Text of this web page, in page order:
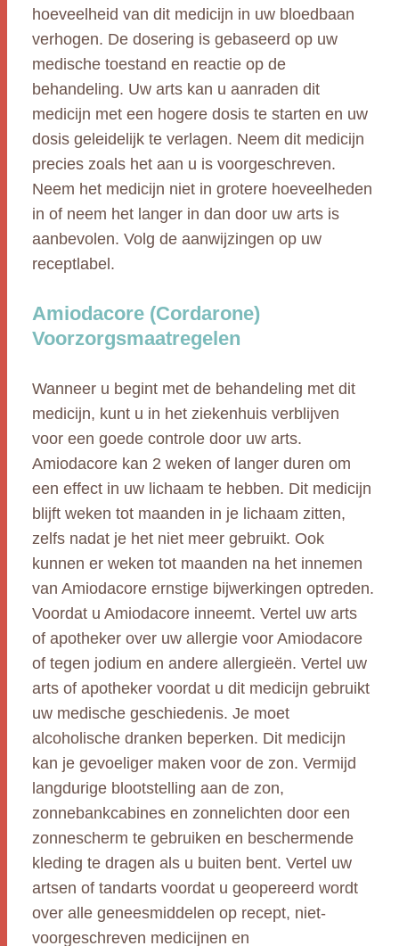
hoeveelheid van dit medicijn in uw bloedbaan
verhogen. De dosering is gebaseerd op uw
medische toestand en reactie op de
behandeling. Uw arts kan u aanraden dit
medicijn met een hogere dosis te starten en uw
dosis geleidelijk te verlagen. Neem dit medicijn
precies zoals het aan u is voorgeschreven.
Neem het medicijn niet in grotere hoeveelheden
in of neem het langer in dan door uw arts is
aanbevolen. Volg de aanwijzingen op uw
receptlabel.
Amiodacore (Cordarone)
Voorzorgsmaatregelen
Wanneer u begint met de behandeling met dit
medicijn, kunt u in het ziekenhuis verblijven
voor een goede controle door uw arts.
Amiodacore kan 2 weken of langer duren om
een effect in uw lichaam te hebben. Dit medicijn
blijft weken tot maanden in je lichaam zitten,
zelfs nadat je het niet meer gebruikt. Ook
kunnen er weken tot maanden na het innemen
van Amiodacore ernstige bijwerkingen optreden.
Voordat u Amiodacore inneemt. Vertel uw arts
of apotheker over uw allergie voor Amiodacore
of tegen jodium en andere allergieën. Vertel uw
arts of apotheker voordat u dit medicijn gebruikt
uw medische geschiedenis. Je moet
alcoholische dranken beperken. Dit medicijn
kan je gevoeliger maken voor de zon. Vermijd
langdurige blootstelling aan de zon,
zonnebankcabines en zonnelichten door een
zonnescherm te gebruiken en beschermende
kleding te dragen als u buiten bent. Vertel uw
artsen of tandarts voordat u geopereerd wordt
over alle geneesmiddelen op recept, niet-
voorgeschreven medicijnen en